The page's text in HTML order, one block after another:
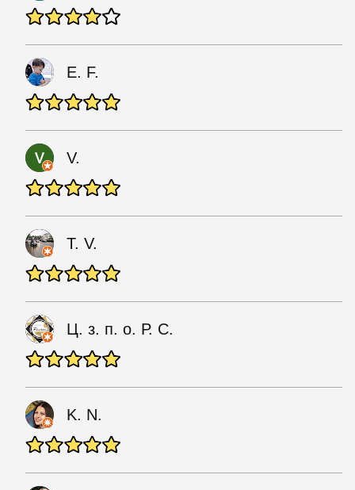
E. F.
V.
T. V.
Ц. з. п. о. Р. С.
K. N.